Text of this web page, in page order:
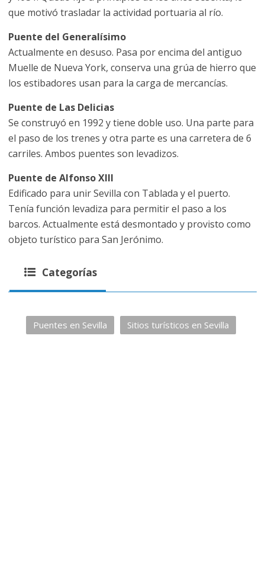
que motivó trasladar la actividad portuaria al río.
Puente del Generalísimo
Actualmente en desuso. Pasa por encima del antiguo
Muelle de Nueva York, conserva una grúa de hierro que
los estibadores usan para la carga de mercancías.
Puente de Las Delicias
Se construyó en 1992 y tiene doble uso. Una parte para
el paso de los trenes y otra parte es una carretera de 6
carriles. Ambos puentes son levadizos.
Puente de Alfonso XIII
Edificado para unir Sevilla con Tablada y el puerto.
Tenía función levadiza para permitir el paso a los
barcos. Actualmente está desmontado y provisto como
objeto turístico para San Jerónimo.
Categorías
Puentes en Sevilla Sitios turísticos en Sevilla